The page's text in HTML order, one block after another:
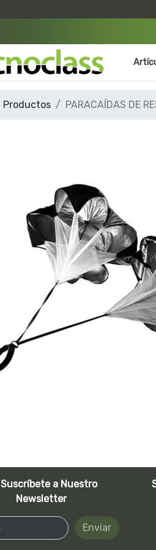
Productos PARACAÍDAS DE
Suscríbete a Nuestro
Newsletter
Enviar